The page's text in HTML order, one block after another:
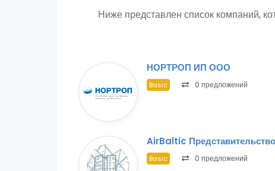
Ниже представлен список компаний,
НОРТРОП ИП ООО
Basic 0 предложений
AirBaltic
Basic 0 предложений